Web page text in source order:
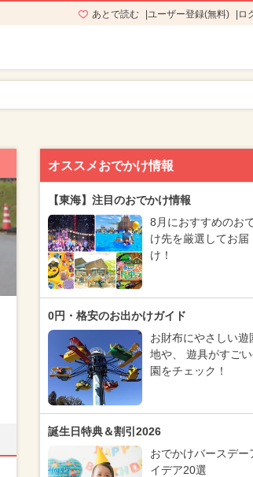
あとで読む ユーザー登録(無料) ロ
オススメおでかけ情報
【東海】注目のおでかけ情報
8月におすすめのお
け先を厳選してお届
け！
0円・格安のお出かけガイド
お財布にやさしい遊
地や、 遊具がすご
園をチェック！
誕生日特典＆割引2026
おでかけバースデー
イデア20選